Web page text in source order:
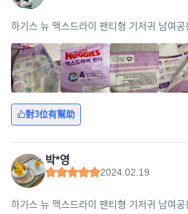
하기스 뉴 맥스드라이 팬티형 기저귀 남여
對3位有幫助
박*영
2024.02.19
하기스 뉴 맥스드라이 팬티형 기저귀 남여